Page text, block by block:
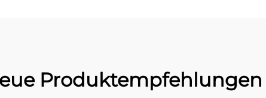
Produktempfehlungen